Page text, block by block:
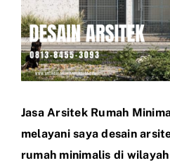
Jasa Arsitek Rumah
melayani saya desain
rumah minimalis di